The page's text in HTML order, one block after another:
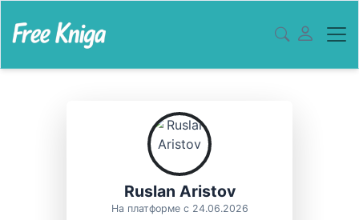
Ruslan Aristov
На платформе с 24.06.2026